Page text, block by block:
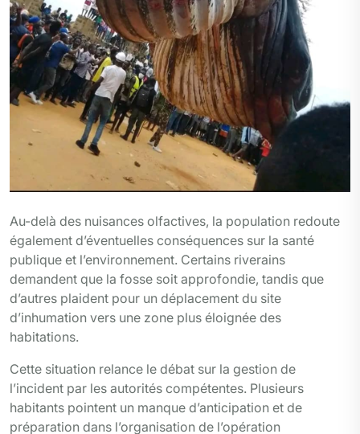
Au-delà des nuisances olfactives, la population redoute
également d’éventuelles conséquences sur la santé
publique et l’environnement. Certains riverains
demandent que la fosse soit approfondie, tandis que
d’autres plaident pour un déplacement du site
d’inhumation vers une zone plus éloignée des
habitations.
Cette situation relance le débat sur la gestion de
l’incident par les autorités compétentes. Plusieurs
habitants pointent un manque d’anticipation et de
préparation dans l’organisation de l’opération